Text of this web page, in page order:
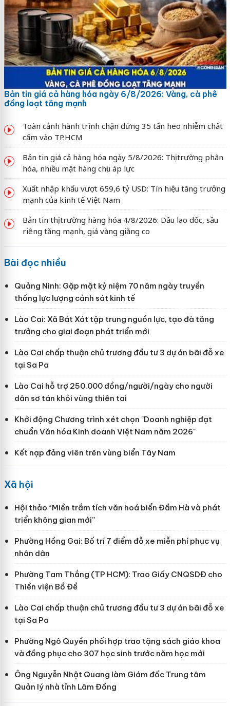
Bản tin giá cả hàng hóa ngày 6/8/2026: Vàng, cà phê
đồng loạt tăng mạnh
Toàn cảnh hành trình chặn đứng 35 tấn heo nhiễm chất
cấm vào TP.HCM
Bản tin giá cả hàng hóa ngày 5/8/2026: Thị trường phân
hóa, nhiều mặt hàng chịu áp lực
Xuất nhập khẩu vượt 659,6 tỷ USD: Tín hiệu tăng trưởng
mạnh của kinh tế Việt Nam
Bản tin thị trường hàng hóa 4/8/2026: Dầu lao dốc, sầu
riêng tăng mạnh, giá vàng giằng co
Bài đọc nhiều
Quảng Ninh: Gặp mặt kỷ niệm 70 năm ngày truyền
thống lực lượng cảnh sát kinh tế
Lào Cai: Xã Bát Xát tập trung nguồn lực, tạo đà tăng
trưởng cho giai đoạn phát triển mới
Lào Cai chấp thuận chủ trương đầu tư 3 dự án bãi đỗ xe
tại Sa Pa
Lào Cai hỗ trợ 250.000 đồng/người/ngày cho người
dân sơ tán khỏi vùng thiên tai
Khởi động Chương trình xét chọn "Doanh nghiệp đạt
chuẩn Văn hóa Kinh doanh Việt Nam năm 2026"
Kết nạp đảng viên trên vùng biển Tây Nam
Xã hội
Hội thảo “Miền trầm tích văn hoá biển Đầm Hà và phát
triển không gian mới”
Phường Hồng Gai: Bố trí 7 điểm đỗ xe miễn phí phục vụ
nhân dân
Phường Tam Thắng (TP HCM): Trao Giấy CNQSDĐ cho
Thiền viện Bồ Đề
Lào Cai chấp thuận chủ trương đầu tư 3 dự án bãi đỗ xe
tại Sa Pa
Phường Ngô Quyền phối hợp trao tặng sách giáo khoa
và đồng phục cho 307 học sinh trước năm học mới
Ông Nguyễn Nhật Quang làm Giám đốc Trung tâm
Quản lý nhà tỉnh Lâm Đồng